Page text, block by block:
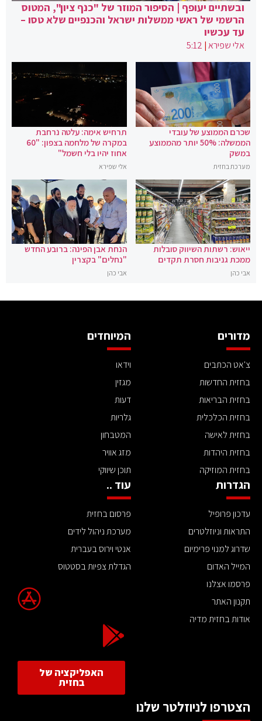
ובשתיים יעופף | הסיפור המוזר של "כנף ציון", המטוס
הרשמי של ראשי ממשלות ישראל והכנפיים שלא טסו –
עד עכשיו
אלי שפירא|
5:12
שכרם הממוצע של עובדי
הממשלה: 50% יותר מהממוצע
במשק
מערכת בחזית
תרחיש אימה: עלטה נרחבת
במקרה של מלחמה בצפון: "60
אחוז יהיו בלי חשמל"
אלי שפירא
ייאוש: רשתות השיווק סובלות
ממכת גניבות חסרת תקדים
אבי כהן
הנחת אבן הפינה: ברובע החדש
"נחלים" בקצרין
אבי כהן
מדורים
צ'אט הכתבים
בחזית החדשות
בחזית הבריאות
בחזית הכלכלית
בחזית לאישה
בחזית היהדות
בחזית המוזיקה
המיוחדים
וידאו
מגזין
דעות
גלריות
המטבחון
מזג אוויר
תוכן שיווקי
הגדרות
עדכון פרופיל
התראות וניוזלטרים
שדרוג למנוי פרימיום
המייל האדום
פרסמו אצלנו
תקנון האתר
אודות בחזית מדיה
עוד ..
פרסום בחזית
מערכת ניהול לידים
אנטי וירוס בעברית
הגדלת צפיות בסטטוס
האפליקציה של
בחזית
הצטרפו לניוזלטר שלנו